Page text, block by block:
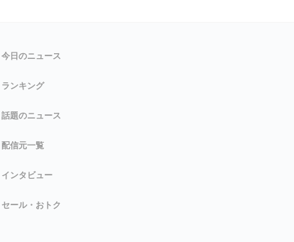
今日のニュース
ランキング
話題のニュース
配信元一覧
インタビュー
セール・おトク